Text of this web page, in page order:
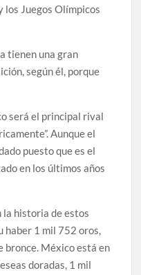
los Juegos Olímpicos
tienen una gran
según él, porque
será el principal rival
Aunque el
puesto que es el
en los últimos años
la historia de estos
haber 1 mil 752 oros,
bronce. México está en
doradas, 1 mil